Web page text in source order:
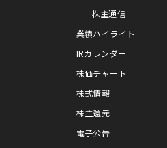
株主通信
業績ハイライト
IRカレンダー
株価チャート
株式情報
株主還元
電子公告